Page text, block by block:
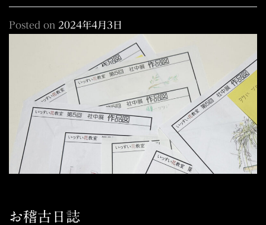
Posted on 2024年4月3日
お稽古日誌